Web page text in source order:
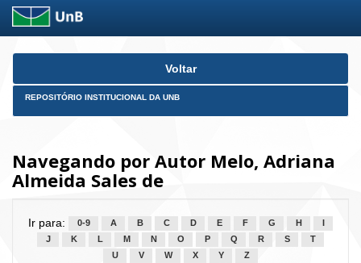
Skip
Voltar
REPOSITÓRIO INSTITUCIONAL DA UNB
Navegando por Autor Melo, Adriana
Almeida Sales de
Ir para: 0-9 A B C D E F G H
J
K L M N O P Q R S
T
U
V W X Y Z